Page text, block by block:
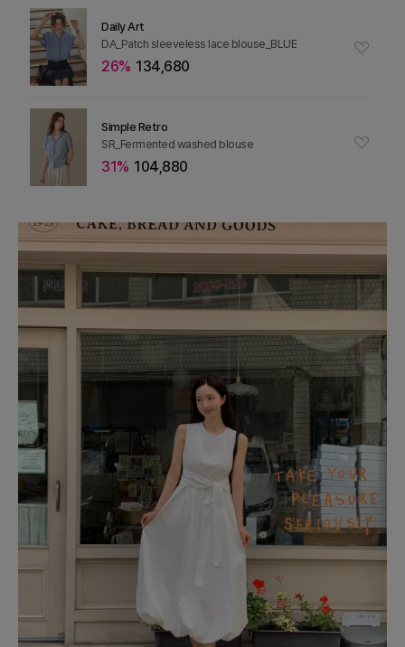
Daily Art
DA_Patch sleeveless lace blouse_BLUE
26% 134,680
Simple Retro
SR_Fermented washed blouse
31% 104,880